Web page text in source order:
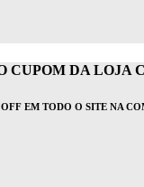
CUPOM DA LOJA
EM TODO O SITE NA